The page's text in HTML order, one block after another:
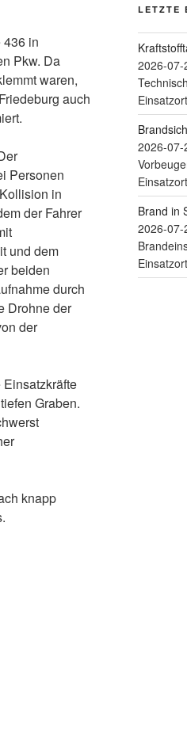
in
Pkw. Da
waren,
auch
Personen
in
der Fahrer
und dem
beiden
durch
Drohne der
der
Graben.
knapp
LETZTE
2026-07-
2026-07-
Brand in
2026-07-